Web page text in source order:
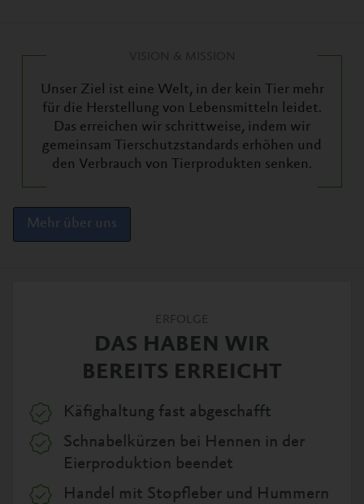
Unser Ziel ist eine Welt, in der kein Tier mehr
für die Herstellung von Lebensmitteln leidet.
Das erreichen wir schrittweise, indem wir
gemeinsam Tierschutzstandards erhöhen und
den Verbrauch von Tierprodukten senken.
Mehr über uns
ERFOLGE
DAS HABEN WIR
BEREITS ERREICHT
Käfighaltung fast abgeschafft
Schnabelkürzen bei Hennen in der
Eierproduktion beendet
Handel mit Stopfleber und Hummern